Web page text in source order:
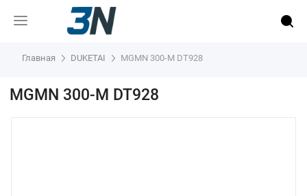
Главная DUKETAI MGMN 300-M DT928
MGMN 300-M DT928